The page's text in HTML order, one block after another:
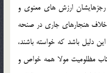
ارزش هاي معنوي و
هنجارهاي جاري در صنحه
دليل باشد که خواسته باشند،
مظلوميت مولا همه خواص و